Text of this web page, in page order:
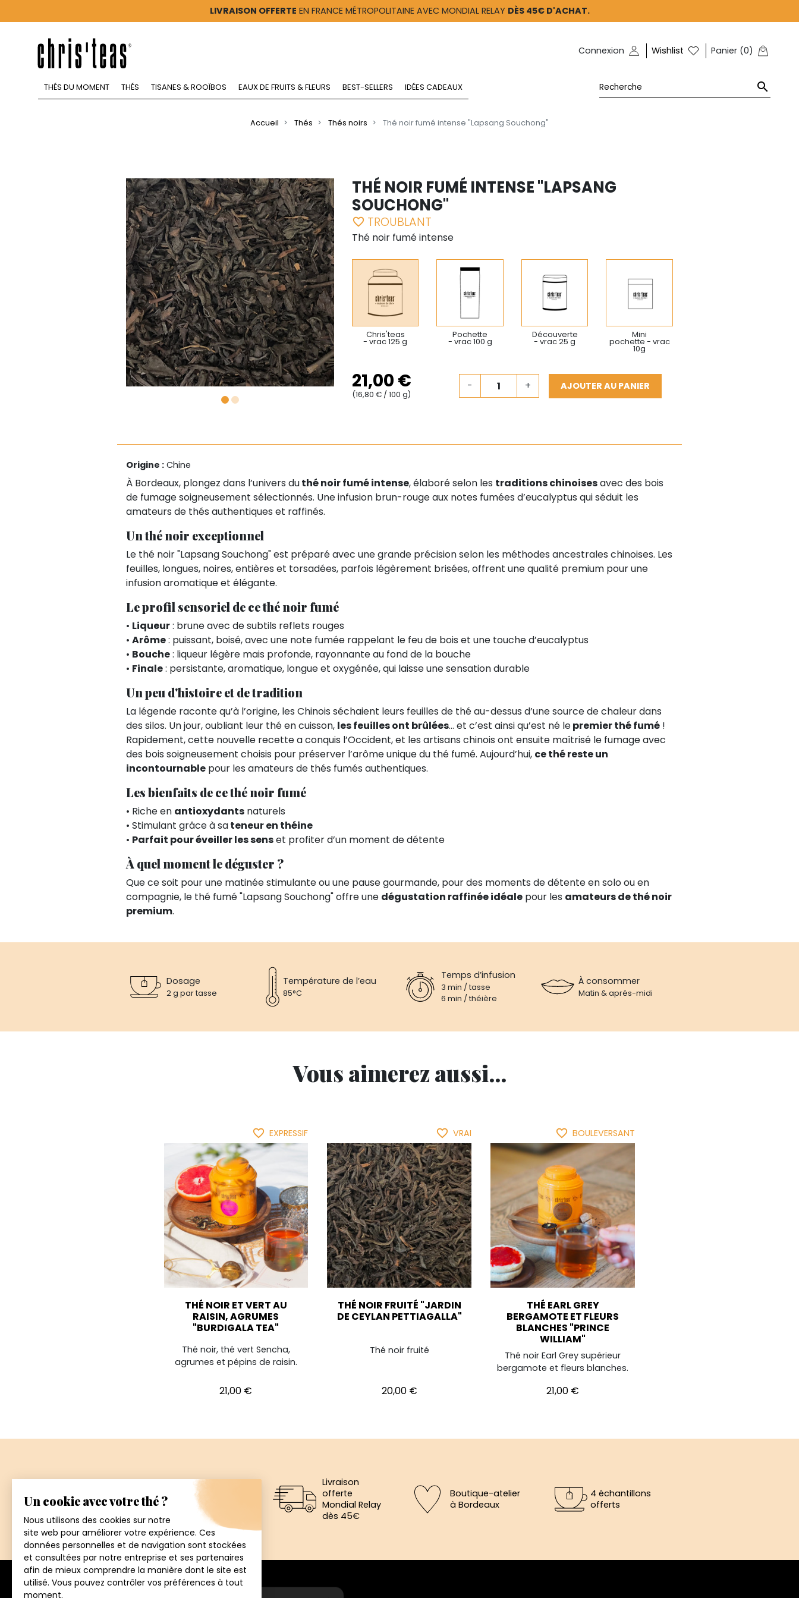
LIVRAISON OFFERTE EN FRANCE MÉTROPOLITAINE AVEC MONDIAL RELAY DÈS 45€ D'ACHAT.
Connexion Wishlist Panier (0)
THÉS DU MOMENT THÉS TISANES & ROOÏBOS EAUX DE FRUITS & FLEURS BEST-SELLERS IDÉES CADEAUX 
Accueil Thés Thés noirs Thé noir fumé intense "Lapsang Souchong"
THÉ NOIR FUMÉ INTENSE "LAPSANG
SOUCHONG"
favorite_border TROUBLANT
Thé noir fumé intense
Chris'teas
- vrac 125 g
Pochette
- vrac 100 g
Découverte
- vrac 25 g
Mini
pochette - vrac
10g
21,00 €
(16,80 € / 100 g)
- + AJOUTER AU PANIER
Origine : Chine
À Bordeaux, plongez dans l’univers duthé noir fumé intense, élaboré selon les traditions chinoisesavec des bois
de fumage soigneusement sélectionnés. Une infusion brun-rouge aux notes fumées d’eucalyptus qui séduit les
amateurs de thés authentiques et raffinés.
Un thé noir exceptionnel
Le thé noir "Lapsang Souchong" est préparé avec une grande précision selon les méthodes ancestrales chinoises. Les
feuilles, longues, noires, entières et torsadées, parfois légèrement brisées, offrent une qualité premium pour une
infusion aromatique et élégante.
Le profil sensoriel de ce thé noir fumé
• Liqueur: brune avec de subtils reflets rouges
• Arôme: puissant, boisé, avec une note fumée rappelant le feu de bois et une touche d’eucalyptus
• Bouche: liqueur légère mais profonde, rayonnante au fond de la bouche
• Finale: persistante, aromatique, longue et oxygénée, qui laisse une sensation durable
Un peu d'histoire et de tradition
La légende raconte qu’à l’origine, les Chinois séchaient leurs feuilles de thé au-dessus d’une source de chaleur dans
des silos. Un jour, oubliant leur thé en cuisson, les feuilles ont brûlées… et c’est ainsi qu’est né lepremier thé fumé !
Rapidement, cette nouvelle recette a conquis l’Occident, et les artisans chinois ont ensuite maîtrisé le fumage avec
des bois soigneusement choisis pour préserver l’arôme unique du thé fumé. Aujourd’hui, ce thé reste un
incontournable pour les amateurs de thés fumés authentiques.
Les bienfaits de ce thé noir fumé
• Riche en antioxydants naturels
• Stimulant grâce à sateneur en théine
• Parfait pour éveiller les senset profiter d’un moment de détente
À quel moment le déguster ?
Que ce soit pour une matinée stimulante ou une pause gourmande, pour des moments de détente en solo ou en
compagnie, le thé fumé "Lapsang Souchong" offre une dégustation raffinée idéale pour les amateurs de thé noir
premium.
Dosage
2 g par tasse
Température de l’eau
85°C
Temps d’infusion
3 min / tasse
6 min / théière
À consommer
Matin & aprés-midi
Vous aimerez aussi...
favorite_border EXPRESSIF
THÉ NOIR ET VERT AU
RAISIN, AGRUMES
"BURDIGALA TEA"
Thé noir, thé vert Sencha,
agrumes et pépins de raisin.
Prix
21,00 €
favorite_border VRAI
THÉ NOIR FRUITÉ "JARDIN
DE CEYLAN PETTIAGALLA"
Thé noir fruité
Prix
20,00 €
favorite_border BOULEVERSANT
THÉ EARL GREY
BERGAMOTE ET FLEURS
BLANCHES "PRINCE
WILLIAM"
Thé noir Earl Grey supérieur
bergamote et fleurs blanches.
Prix
21,00 €
Paiement
sécurisé
Livraison
offerte
Mondial Relay
dès 45€
Boutique-atelier
à Bordeaux
4 échantillons
offerts